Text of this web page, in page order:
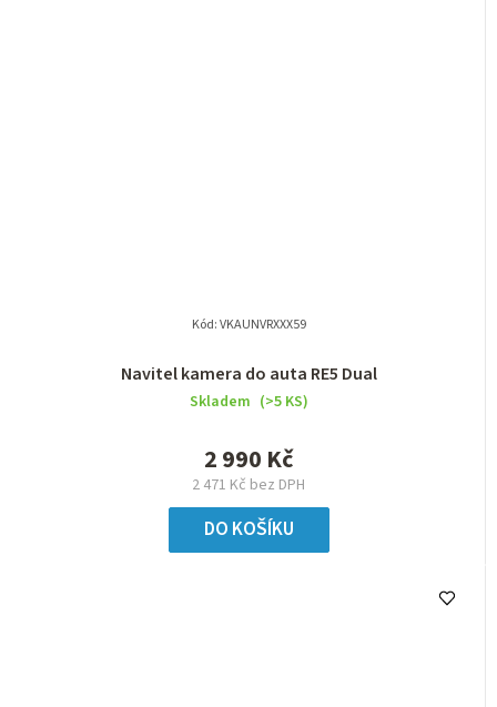
Navitel kamera do auta RE5 Dual
Skladem (>5 KS)
2 471 Kč bez DPH
2 990 Kč
DO KOŠÍKU
Kód:VKAUNVRXXX59